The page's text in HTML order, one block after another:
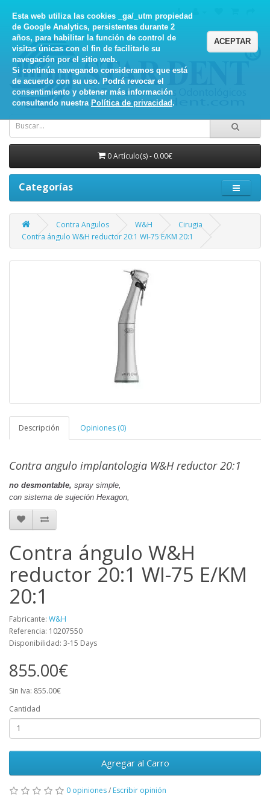
Esta web utiliza las cookies _ga/_utm propiedad
de Google Analytics, persistentes durante 2
años, para habilitar la función de control de
visitas únicas con el fin de facilitarle su
navegación por el sitio web.
Si continúa navegando consideramos que está
de acuerdo con su uso. Podrá revocar el
consentimiento y obtener más información
consultando nuestra Política de privacidad.
ACEPTAR
0 Artículo(s) - 0.00€
Categorías
Contra Angulos W&H
Cirugia
Contra ángulo W&H reductor 20:1 WI-75 E/KM 20:1
Descripción Opiniones (0)
Contra angulo implantologia W&H reductor 20:1
no desmontable, spray simple,
con sistema de sujeción Hexagon,
Contra ángulo W&H
reductor 20:1 WI-75 E/KM
20:1
Fabricante: W&H
Referencia: 10207550
Disponibilidad: 3-15 Days
855.00€
Sin Iva: 855.00€
Cantidad
Agregar al Carro
0 opiniones/ Escribir opinión